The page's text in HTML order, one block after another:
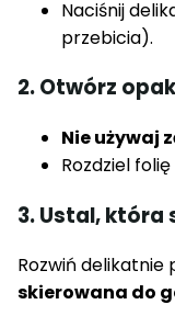
Naciśnij
przebicia).
2. Otwórz
Nie używaj
Rozdziel
3. Ustal, która
Rozwiń
skierowana do